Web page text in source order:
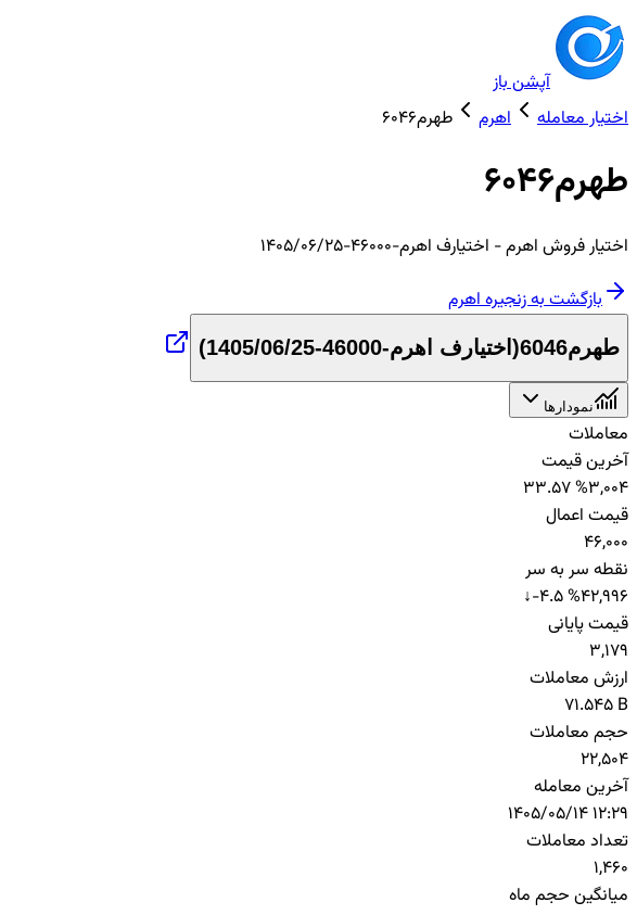
آپشن باز
اختیار معامله
اهرم طهرم6046
طهرم6046
اختیارفروش اهرم- اختیارف اهرم-46000-1405/06/25
بازگشت به زنجیرهاهرم
طهرم6046 ( اختیارف اهرم-46000-1405/06/25 )
نمودارها
معاملات
آخرین قیمت
3,004
33.57 %
قیمت اعمال
46,000
نقطه سر به سر
42,996
↓-4.5 %
قیمت پایانی
3,179
ارزش معاملات
71.545 B
حجم معاملات
22,504
آخرین معامله
1405/05/14 12:29
تعداد معاملات
1,460
میانگین حجم ماه